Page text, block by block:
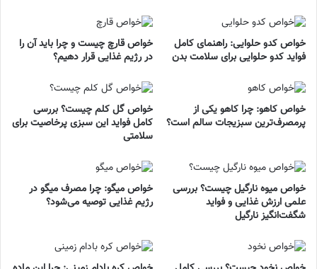
خواص کدو حلوایی: راهنمای کامل
فواید کدو حلوایی برای سلامت بدن
خواص قارچ چیست و چرا باید آن را
در رژیم غذایی قرار دهیم؟
خواص کاهو: چرا کاهو یکی از
پرمصرف‌ترین سبزیجات سالم است؟
خواص گل کلم چیست؟ بررسی
کامل فواید این سبزی پرخاصیت برای
سلامتی
خواص میوه نارگیل چیست؟ بررسی
علمی ارزش غذایی و فواید
شگفت‌انگیز نارگیل
خواص میگو: چرا مصرف میگو در
رژیم غذایی توصیه می‌شود؟